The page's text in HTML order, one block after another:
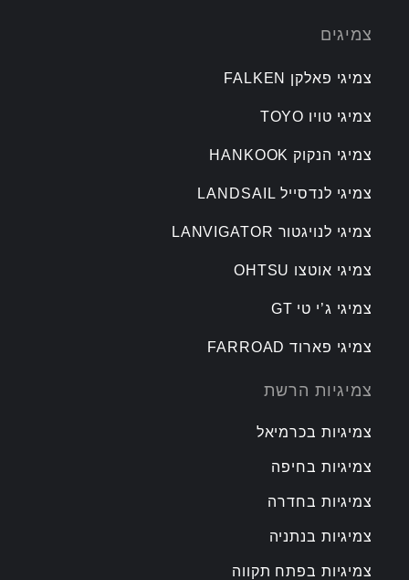
צמיגים
צמיגי פאלקן FALKEN
צמיגי טויו TOYO
צמיגי הנקוק HANKOOK
צמיגי לנדסייל LANDSAIL
צמיגי לנויגטור LANVIGATOR
צמיגי אוטצו OHTSU
צמיגי ג’י טי GT
צמיגי פארוד FARROAD
צמיגיות הרשת
צמיגיות בכרמיאל
צמיגיות בחיפה
צמיגיות בחדרה
צמיגיות בנתניה
צמיגיות בפתח תקווה